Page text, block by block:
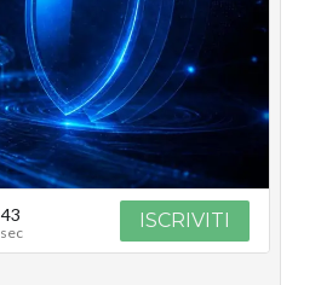
42 ISCRIVITI